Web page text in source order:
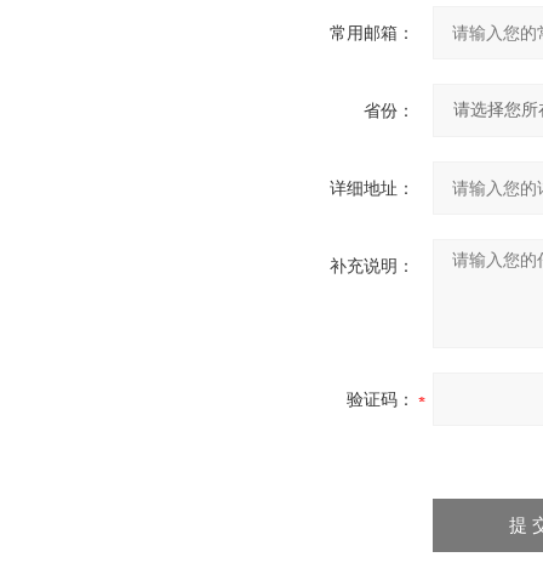
常用邮箱：
省份：
详细地址：
补充说明：
验证码：